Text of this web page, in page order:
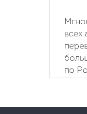
всех
по